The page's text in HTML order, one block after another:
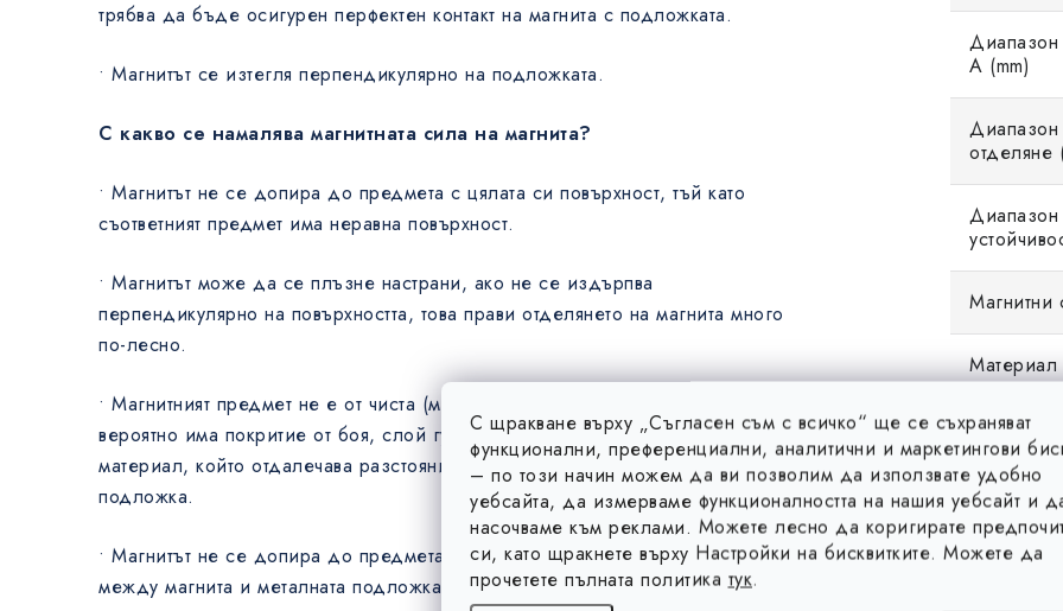
С щракване върху „Съгласен съм с всичко“ ще се съхраняват
функционални, преференциални, аналитични и маркетингови
– по този начин можем да ви позволим да използвате удобно
уебсайта, да измерваме функционалността на нашия уебсайт и
насочваме към реклами. Можете лесно да коригирате
си, като щракнете върху Настройки на бисквитките. Можете да
прочетете пълната политика тук.
трябва да бъде осигурен перфектен контакт на магнита с подложката.
• Магнитът се изтегля перпендикулярно на подложката.
С какво се намалява магнитната сила на магнита?
• Магнитът не се допира до предмета с цялата си повърхност, тъй като
съответният предмет има неравна повърхност.
• Магнитът може да се плъзне настрани, ако не се издърпва
перпендикулярно на повърхността, това прави отделянето на магнита много
по-лесно.
• Магнитният предмет не е от чиста (магнитна) стомана, по повърхността
вероятно има покритие от боя, слой гума или пластмаса, или друг
материал, който отдалечава разстоянието между магнита и металната
подложка.
• Магнитът не се допира до предмета, колкото по-голямо е разстоянието
между магнита и металната подложка, толкова повече намалява магнитната
A (mm)
Диапазон
отделяне
Диапазон
Магнитни
Материал